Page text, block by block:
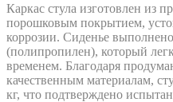
Каркас стула изготовлен из
порошковым покрытием,
коррозии. Сиденье
(полипропилен), который
временем. Благодаря
качественным материалам,
кг, что подтверждено